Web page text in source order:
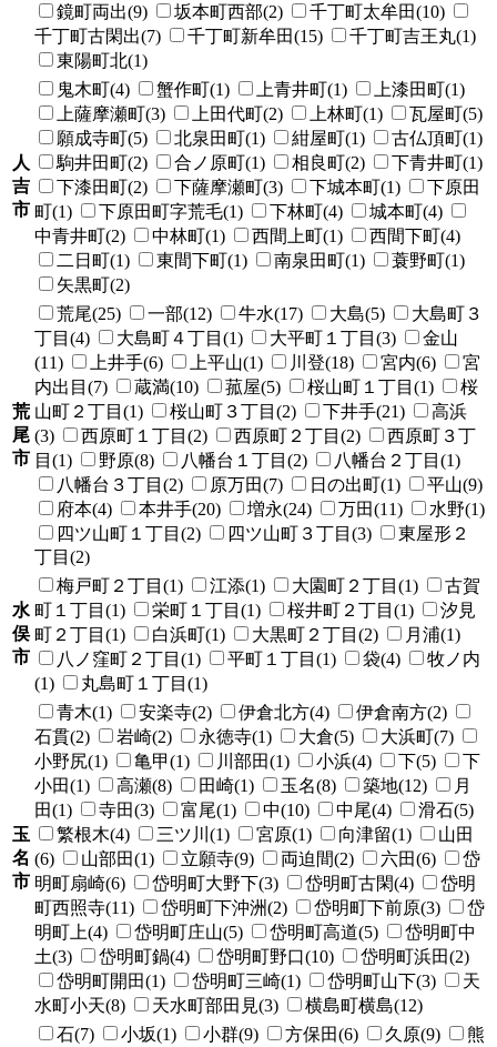
鏡町両出(9)
坂本町西部(2)
千丁町太牟田(10)
千丁町古閑出(7)
千丁町新牟田(15)
千丁町吉王丸(1)
東陽町北(1)
人
吉
市
鬼木町(4) 蟹作町(1) 上青井町(1)
上漆田町(1)
上薩摩瀬町(3)
上田代町(2) 上林町(1)
瓦屋町(5)
願成寺町(5)
北泉田町(1) 紺屋町(1)
古仏頂町(1)
駒井田町(2)
合ノ原町(1) 相良町(2)
下青井町(1)
下漆田町(2)
下薩摩瀬町(3) 下城本町(1)
下原田
町(1)
下原田町字荒毛(1) 下林町(4)
城本町(4)
中青井町(2)
中林町(1) 西間上町(1)
西間下町(4)
二日町(1)
東間下町(1) 南泉田町(1)
蓑野町(1)
矢黒町(2)
荒
尾
市
荒尾(25) 一部(12) 牛水(17) 大島(5)
大島町３
丁目(4)
大島町４丁目(1) 大平町１丁目(3)
金山
(11)
上井手(6) 上平山(1) 川登(18) 宮内(6)
宮
内出目(7)
蔵満(10) 菰屋(5) 桜山町１丁目(1)
桜
山町２丁目(1)
桜山町３丁目(2) 下井手(21)
高浜
(3)
西原町１丁目(2) 西原町２丁目(2)
西原町３丁
目(1)
野原(8) 八幡台１丁目(2)
八幡台２丁目(1)
八幡台３丁目(2)
原万田(7) 日の出町(1)
平山(9)
府本(4)
本井手(20) 増永(24) 万田(11)
水野(1)
四ツ山町１丁目(2)
四ツ山町３丁目(3)
東屋形２
丁目(2)
水
俣
市
梅戸町２丁目(1) 江添(1) 大園町２丁目(1)
古賀
町１丁目(1)
栄町１丁目(1) 桜井町２丁目(1)
汐見
町２丁目(1)
白浜町(1) 大黒町２丁目(2)
月浦(1)
八ノ窪町２丁目(1)
平町１丁目(1) 袋(4)
牧ノ内
(1)
丸島町１丁目(1)
玉
名
市
青木(1) 安楽寺(2) 伊倉北方(4)
伊倉南方(2)
石貫(2)
岩崎(2) 永徳寺(1) 大倉(5)
大浜町(7)
小野尻(1)
亀甲(1) 川部田(1) 小浜(4) 下(5)
下
小田(1)
高瀬(8) 田崎(1) 玉名(8) 築地(12)
月
田(1)
寺田(3) 富尾(1) 中(10) 中尾(4)
滑石(5)
繁根木(4)
三ツ川(1) 宮原(1) 向津留(1)
山田
(6)
山部田(1) 立願寺(9) 両迫間(2) 六田(6)
岱
明町扇崎(6)
岱明町大野下(3) 岱明町古閑(4)
岱明
町西照寺(11)
岱明町下沖洲(2) 岱明町下前原(3)
岱
明町上(4)
岱明町庄山(5) 岱明町高道(5)
岱明町中
土(3)
岱明町鍋(4) 岱明町野口(10)
岱明町浜田(2)
岱明町開田(1)
岱明町三崎(1) 岱明町山下(3)
天
水町小天(8)
天水町部田見(3) 横島町横島(12)
石(7) 小坂(1) 小群(9) 方保田(6) 久原(9)
熊